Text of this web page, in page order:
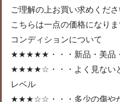
ご理解の上お買い求めくださ
こちらは一点の価格になりま
コンディションについて
★★★★★・・・新品・美品
★★★★☆・・・よく見ないと
レベル
★★★☆☆・・・多少の傷や